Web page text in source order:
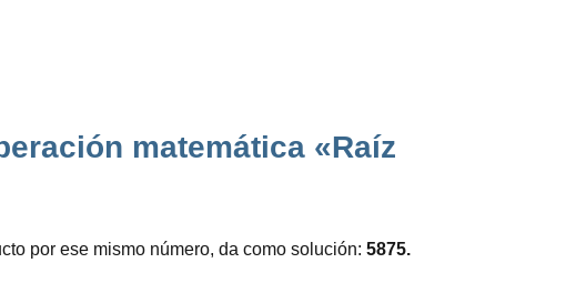
matemática «Raíz
por ese mismo número, da como solución: 5875.